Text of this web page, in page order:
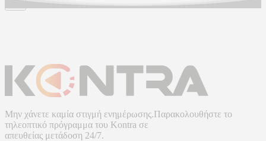
Μην χάνετε καμία στιγμή ενημέρωσης.Παρακολουθήστε το
τηλεοπτικό πρόγραμμα του Kontra σε
απευθείας μετάδοση 24/7.